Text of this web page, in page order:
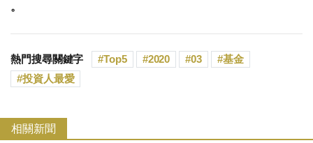
。
熱門搜尋關鍵字 Top5 2020 03
基金
投資人最愛
相關新聞